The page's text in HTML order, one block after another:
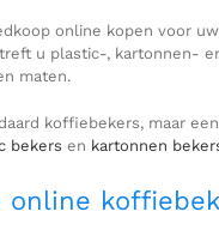
online kopen voor
u plastic-, kartonnen-
maten.
koffiebekers, maar een
bekers en kartonnen
online